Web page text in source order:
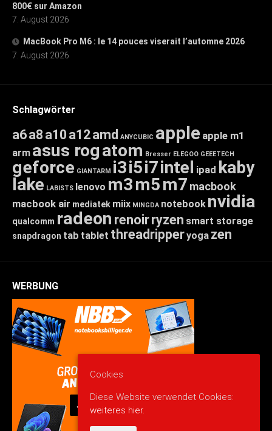
800€ sur Amazon
7. August 2026
MacBook Pro M6 : le 14 pouces viserait l’automne 2026
7. August 2026
Schlagwörter
a6a8 a10 a12amd ANYCUBIC apple apple m1
arm asus rogatom Bresser ELEGOO GEEETECH
geforce GIANTARM i3i5i7intel ipad kaby
lake LABISTS lenovo m3m5m7 macbook
macbook air mediatek miix MINGDA notebook nvidia
qualcomm radeon renoirryzen smart storage
snapdragon tab tablet threadripperyoga zen
WERBUNG
Cookies
Diese Website verwendet Cookies:
weiteres hier.